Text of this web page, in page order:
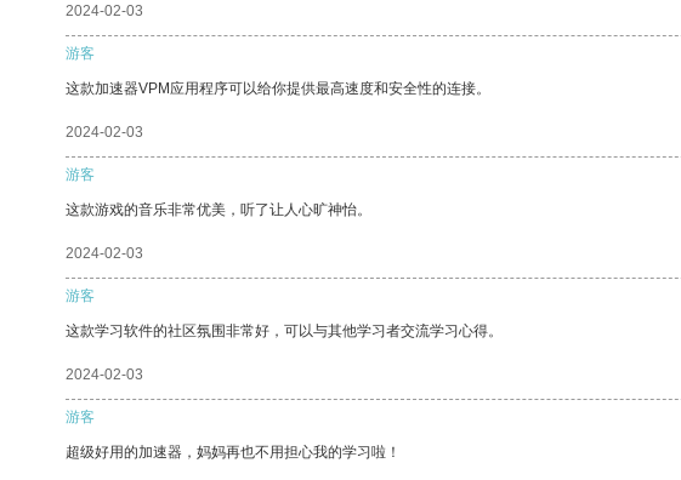
2024-02-03
游客
这款加速器VPM应用程序可以给你提供最高速度和安全性的连接。
2024-02-03
游客
这款游戏的音乐非常优美，听了让人心旷神怡。
2024-02-03
游客
这款学习软件的社区氛围非常好，可以与其他学习者交流学习心得。
2024-02-03
游客
超级好用的加速器，妈妈再也不用担心我的学习啦！